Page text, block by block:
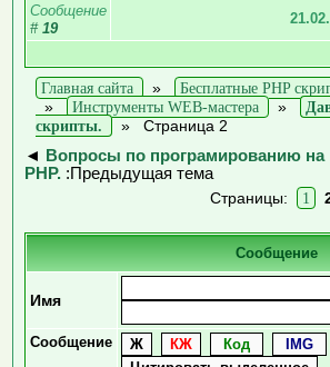
Сообщение
# 19
Главная сайта »
Бесплатные PHP
»
Инструменты WEB-мастера »
скрипты.
» Страница 2
◄
Вопросы по програмированию на
PHP. :Предыдущая тема
Страницы:
1
Сообщение
Имя
Сообщение